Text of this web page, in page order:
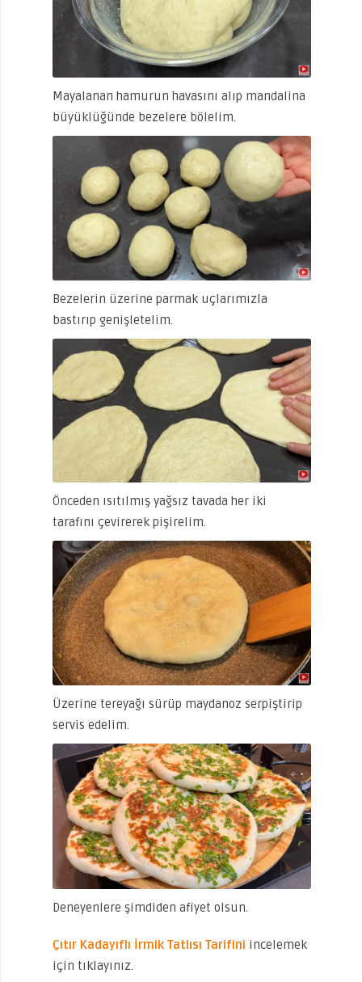
Mayalanan hamurun havasını alıp mandalina
büyüklüğünde bezelere bölelim.
Bezelerin üzerine parmak uçlarımızla
bastırıp genişletelim.
Önceden ısıtılmış yağsız tavada her iki
tarafını çevirerek pişirelim.
Üzerine tereyağı sürüp maydanoz serpiştirip
servis edelim.
Deneyenlere şimdiden afiyet olsun.
Çıtır Kadayıflı İrmik Tatlısı Tarifini incelemek
için tıklayınız.